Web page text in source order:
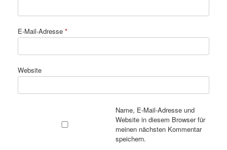
E-Mail-Adresse *
Website
Name, E-Mail-Adresse und
Website in diesem Browser für
meinen nächsten Kommentar
speichern.